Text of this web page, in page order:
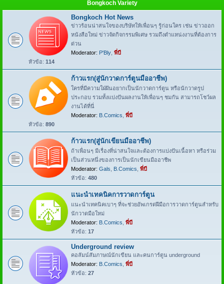
Bongkoch Variety
Bongkoch Hot News
ข่าวร้อนน่าสนใจของบริษัทให้เพื่อนๆ รู้ก่อนใคร เช่น ข่าวออก
หนังสือใหม่ ข่าวจัดกิจกรรมพิเศษ รวมถึงตำแหน่งงานที่ต้องการ
ด่วน
Moderator: P'Bly พี่บี
หัวข้อ: 114
ก้าวแรก(สู่นักวาดการ์ตูนมืออาชีพ)
ใครที่มีความใฝ่ฝันอยากเป็นนักวาดการ์ตูน หรือนักวาดรูป
ประกอบ รวมทั้งแบ่งปันผลงานให้เพื่อนๆ ชมกัน สามารถโชว์ผล
งานได้ที่นี่
Moderator: B.Comics พี่บี
หัวข้อ: 890
ก้าวแรก(สู่นักเขียนมืออาชีพ)
ถ้าเพื่อนๆ มีเรื่องที่น่าสนใจและต้องการแบ่งปันเนื้อหา หรือร่วม
เป็นส่วนหนึ่งของการเป็นนักเขียนมืออาชีพ
Moderator: Gals B.Comics พี่บี
หัวข้อ: 480
แนะนำเทคนิคการวาดการ์ตูน
แนะนำเทคนิคเบาๆ ที่จะช่วยอัพเกรดฝีมือการวาดการ์ตูนสำหรับ
นักวาดมือใหม่
Moderator: B.Comics พี่บี
หัวข้อ: 17
Underground review
คอลัมน์สัมภาษณ์นักเขียน และคนการ์ตูน underground
Moderator: B.Comics พี่บี
หัวข้อ: 27